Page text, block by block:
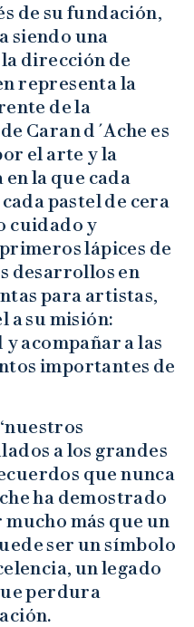
de su fundación,
siendo una
dirección de
representa la
de la
Caran d´Ache es
el arte y la
la que cada
pastel de cera
cuidado y
lápices de
desarrollos en
para artistas,
a su misión:
acompañar a las
importantes de
a los grandes
que nunca
ha demostrado
más que un
ser un símbolo
un legado
perdura